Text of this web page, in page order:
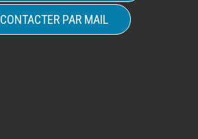
CONTACTER PAR MAIL